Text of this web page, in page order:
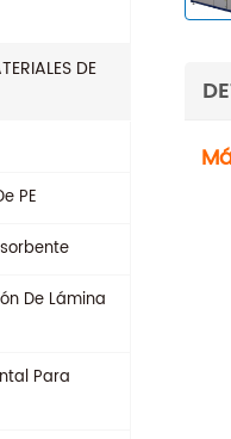
DE
PE
De Lámina
Para